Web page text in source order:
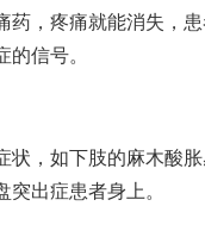
药，疼痛就能消失，
信号。
，如下肢的麻木酸胀
出症患者身上。